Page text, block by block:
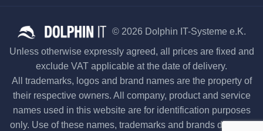
© 2026 Dolphin IT-Systeme e.K.
Unless otherwise expressly agreed, all prices are fixed and
exclude VAT applicable at the date of delivery.
All trademarks, logos and brand names are the property of
their respective owners. All company, product and service
names used in this website are for identification purposes
only. Use of these names, trademarks and brands does not